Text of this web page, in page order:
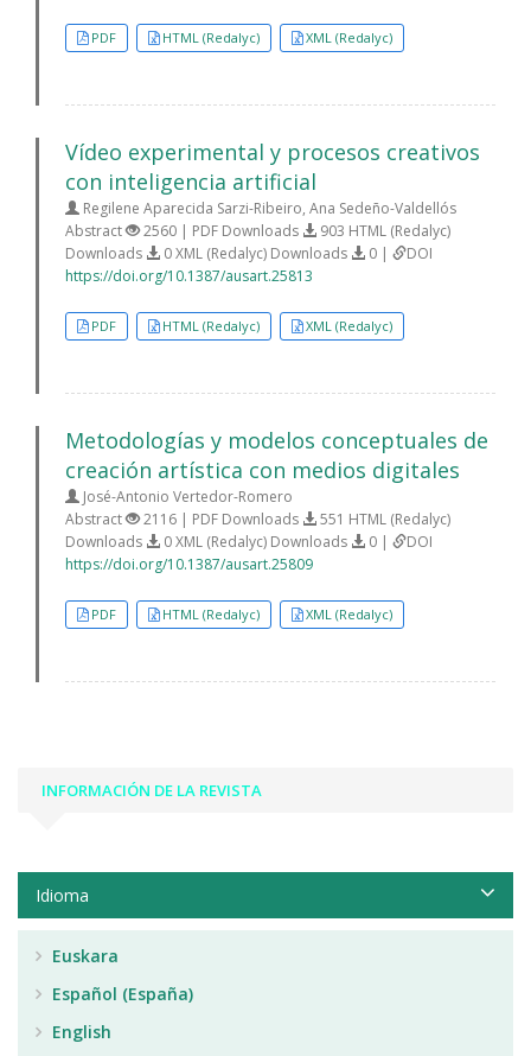
PDF HTML (Redalyc) XML (Redalyc)
Vídeo experimental y procesos creativos
con inteligencia artificial
Regilene Aparecida Sarzi-Ribeiro, Ana Sedeño-Valdellós
Abstract
2560 | PDF Downloads
903 HTML (Redalyc)
Downloads
0 XML (Redalyc) Downloads 0 |
DOI
https://doi.org/10.1387/ausart.25813
PDF HTML (Redalyc) XML (Redalyc)
Metodologías y modelos conceptuales de
creación artística con medios digitales
José-Antonio Vertedor-Romero
Abstract
2116 | PDF Downloads
551 HTML (Redalyc)
Downloads
0 XML (Redalyc) Downloads 0 |
DOI
https://doi.org/10.1387/ausart.25809
PDF HTML (Redalyc) XML (Redalyc)
INFORMACIÓN DE LA REVISTA
Idioma
Euskara
Español (España)
English